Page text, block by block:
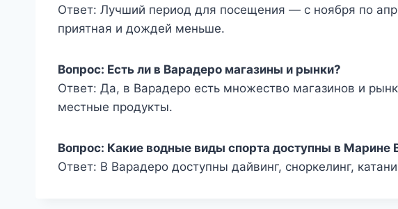
Ответ: Лучший период для посещения — с ноября по
приятная и дождей меньше.
Вопрос: Есть ли в Варадеро магазины и рынки?
Ответ: Да, в Варадеро есть множество магазинов и
местные продукты.
Вопрос: Какие водные виды спорта доступны в Марине
Ответ: В Варадеро доступны дайвинг, сноркелинг,